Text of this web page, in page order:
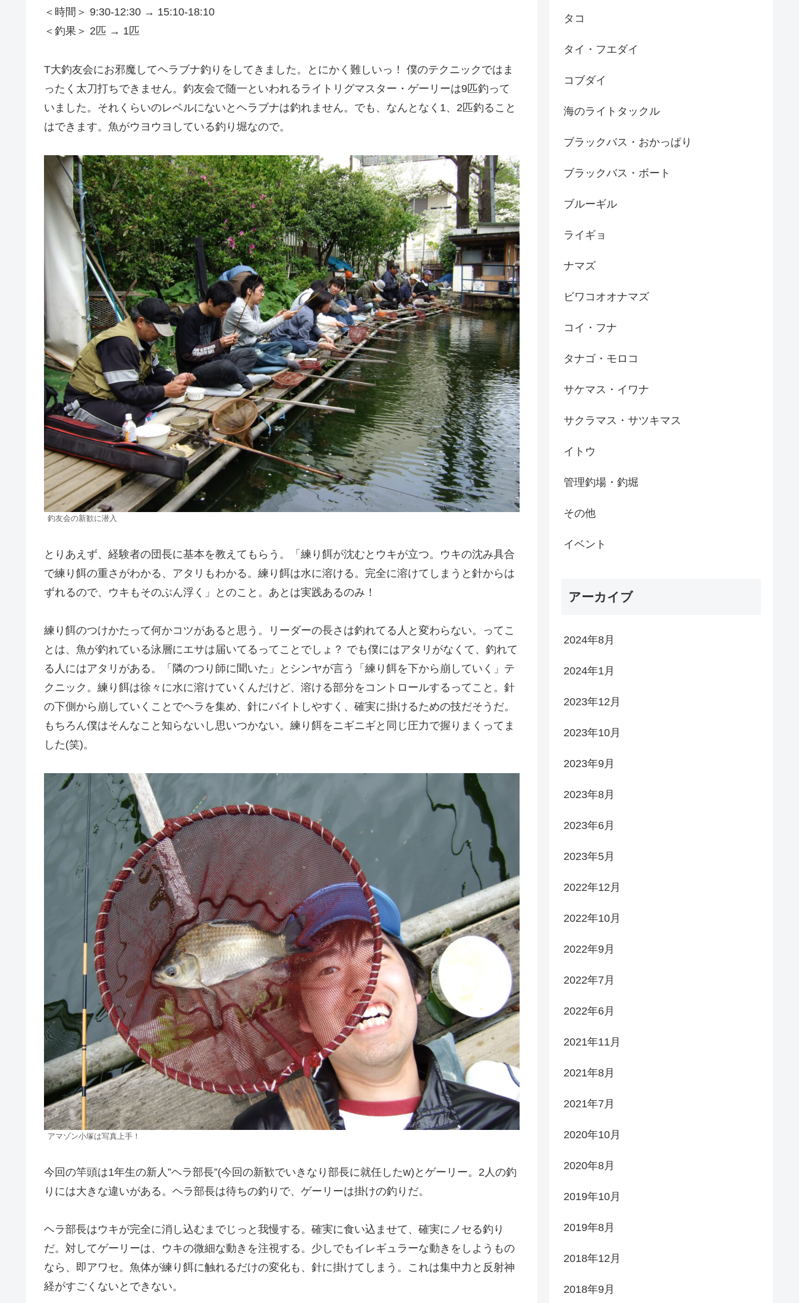
＜時間＞ 9:30-12:30 → 15:10-18:10
＜釣果＞ 2匹 → 1匹
T大釣友会にお邪魔してヘラブナ釣りをしてきました。とにかく難しいっ！ 僕のテクニックではま
ったく太刀打ちできません。釣友会で随一といわれるライトリグマスター・ゲーリーは9匹釣って
いました。それくらいのレベルにないとヘラブナは釣れません。でも、なんとなく1、2匹釣ること
はできます。魚がウヨウヨしている釣り堀なので。
釣友会の新歓に潜入
とりあえず、経験者の団長に基本を教えてもらう。「練り餌が沈むとウキが立つ。ウキの沈み具合
で練り餌の重さがわかる、アタリもわかる。練り餌は水に溶ける。完全に溶けてしまうと針からは
ずれるので、ウキもそのぶん浮く」とのこと。あとは実践あるのみ！
練り餌のつけかたって何かコツがあると思う。リーダーの長さは釣れてる人と変わらない。ってこ
とは、魚が釣れている泳層にエサは届いてるってことでしょ？ でも僕にはアタリがなくて、釣れて
る人にはアタリがある。「隣のつり師に聞いた」とシンヤが言う「練り餌を下から崩していく」テ
クニック。練り餌は徐々に水に溶けていくんだけど、溶ける部分をコントロールするってこと。針
の下側から崩していくことでヘラを集め、針にバイトしやすく、確実に掛けるための技だそうだ。
もちろん僕はそんなこと知らないし思いつかない。練り餌をニギニギと同じ圧力で握りまくってま
した(笑)。
アマゾン小塚は写真上手！
今回の竿頭は1年生の新人”ヘラ部長”(今回の新歓でいきなり部長に就任したw)とゲーリー。2人の釣
りには大きな違いがある。ヘラ部長は待ちの釣りで、ゲーリーは掛けの釣りだ。
ヘラ部長はウキが完全に消し込むまでじっと我慢する。確実に食い込ませて、確実にノセる釣り
だ。対してゲーリーは、ウキの微細な動きを注視する。少しでもイレギュラーな動きをしようもの
なら、即アワセ。魚体が練り餌に触れるだけの変化も、針に掛けてしまう。これは集中力と反射神
経がすごくないとできない。
タコ
タイ・フエダイ
コブダイ
海のライトタックル
ブラックバス・おかっぱり
ブラックバス・ボート
ブルーギル
ライギョ
ナマズ
ビワコオオナマズ
コイ・フナ
タナゴ・モロコ
サケマス・イワナ
サクラマス・サツキマス
イトウ
管理釣場・釣堀
その他
イベント
アーカイブ
2024年8月
2024年1月
2023年12月
2023年10月
2023年9月
2023年8月
2023年6月
2023年5月
2022年12月
2022年10月
2022年9月
2022年7月
2022年6月
2021年11月
2021年8月
2021年7月
2020年10月
2020年8月
2019年10月
2019年8月
2018年12月
2018年9月